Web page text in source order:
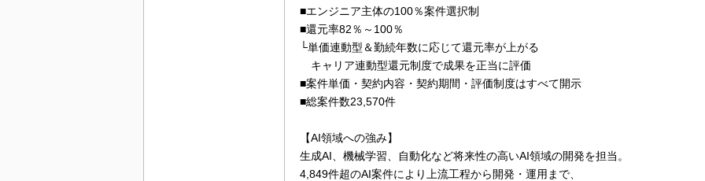
■エンジニア主体の100％案件選択制
■還元率82％～100％
└単価連動型＆勤続年数に応じて還元率が上がる
キャリア連動型還元制度で成果を正当に評価
■案件単価・契約内容・契約期間・評価制度はすべて開示
■総案件数23,570件
【AI領域への強み】
生成AI、機械学習、自動化など将来性の高いAI領域の開発を担当。
4,849件超のAI案件により上流工程から開発・運用まで、